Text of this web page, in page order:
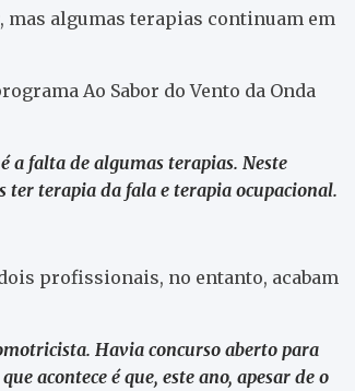
algumas terapias continuam em
Ao Sabor do Vento da Onda
a falta de algumas terapias. Neste
ter terapia da fala e terapia ocupacional.
profissionais, no entanto, acabam
Havia concurso aberto para
acontece é que, este ano, apesar de o